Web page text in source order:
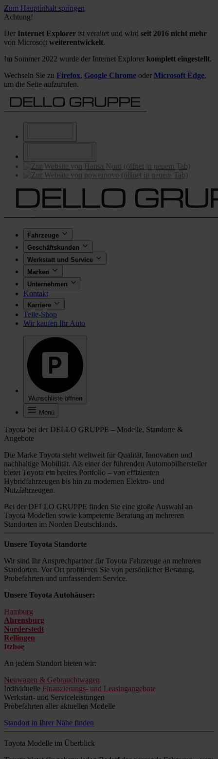
Zum Hauptinhalt springen
Achtung!
Der Internet Explorer ist veraltet und wird seit 2016 nicht mehr
von Microsoft weiterentwickelt.
Im Sommer 2022 wurde der Internet Explorer komplett eingestellt.
Wechseln Sie zu Firefox, Google Chrome oder Microsoft Edge,
um die Seite aufzurufen.
Fahrzeuge
Geschäftskunden
Werkstatt und Service
Marken
Unternehmen
Kontakt
Karriere
Teile-Shop
Wir kaufen Ihr Auto
Wunschliste öffnen
Menü
Toyota bei der DELLO GRUPPE – Modelle, Standorte &
Angebote
Die Marke Toyota steht weltweit für Qualität, Innovation und
nachhaltige Mobilität. Als einer der führenden Automobilhersteller
bietet Toyota ein breites Portfolio – von effizienten
Hybridfahrzeugen bis hin zu modernen Elektro- und
Nutzfahrzeugen.
Bei der DELLO GRUPPE finden Sie eine große Auswahl an
Toyota Modellen sowie kompetente Beratung an mehreren
Standorten im Norden Deutschlands.
Unsere Toyota Standorte
Wir sind Ihr Ansprechpartner für Toyota Fahrzeuge an mehreren
Standorten. Vor Ort profitieren Sie von persönlicher Beratung,
Probefahrten und umfassendem Service.
Unsere Toyota Autohäuser:
Hamburg
Ahrensburg
Norderstedt
Rellingen
Itzhoe
An jedem Standort bieten wir:
Neuwagen & Gebrauchtwagen
Individuelle Finanzierungs- und Leasingangebote
Werkstatt- und Serviceleistungen
Probefahrten aller aktuellen Modelle
Standort in Ihrer Nähe finden
Toyota Modelle im Überblick